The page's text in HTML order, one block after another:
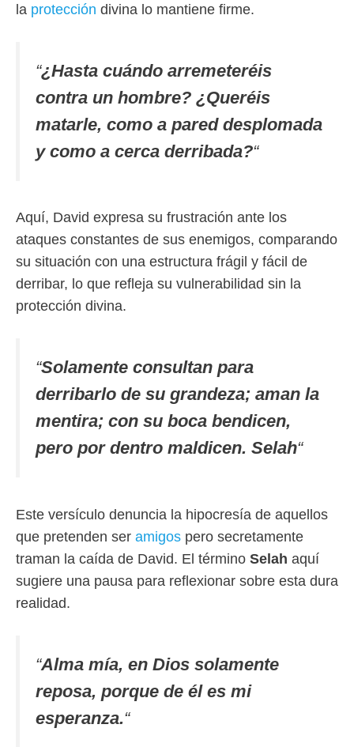
la protección divina lo mantiene firme.
“¿Hasta cuándo arremeteréis
contra un hombre? ¿Queréis
matarle, como a pared desplomada
y como a cerca derribada?“
Aquí, David expresa su frustración ante los
ataques constantes de sus enemigos, comparando
su situación con una estructura frágil y fácil de
derribar, lo que refleja su vulnerabilidad sin la
protección divina.
“Solamente consultan para
derribarlo de su grandeza; aman la
mentira; con su boca bendicen,
pero por dentro maldicen. Selah“
Este versículo denuncia la hipocresía de aquellos
que pretenden ser amigos pero secretamente
traman la caída de David. El término Selah aquí
sugiere una pausa para reflexionar sobre esta dura
realidad.
“Alma mía, en Dios solamente
reposa, porque de él es mi
esperanza.“